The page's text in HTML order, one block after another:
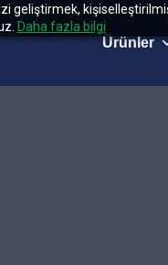
geliştirmek,
Daha fazla bilgi
Ürünler